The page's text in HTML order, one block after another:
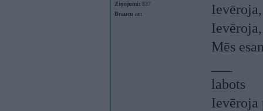
Ziņojumi: 837
Braucu ar:
Mēs
labots
Ievēroja